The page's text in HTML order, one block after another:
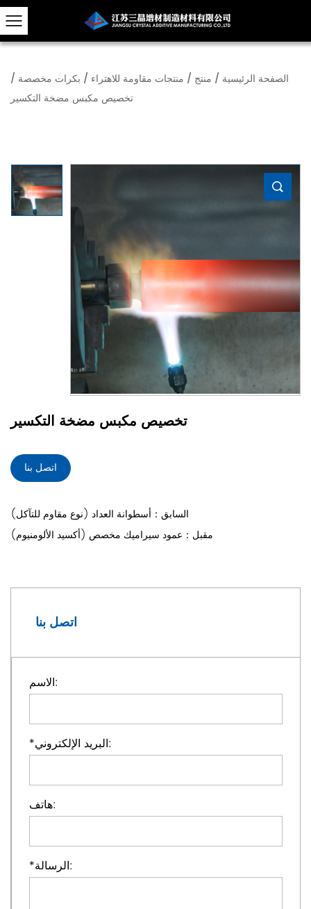
الصفحة الرئيسية / منتج / منتجات مقاومة للاهتراء / بكرات مخصصة /
تخصيص مكبس مضخة التكسير
تخصيص مكبس مضخة التكسير
اتصل بنا
السابق：أسطوانة العداد (نوع مقاوم للتآكل)
مقبل：عمود سيراميك مخصص (أكسيد الألومنيوم)
اتصل بنا
الاسم:
* البريد الإلكتروني:
هاتف:
* الرسالة: